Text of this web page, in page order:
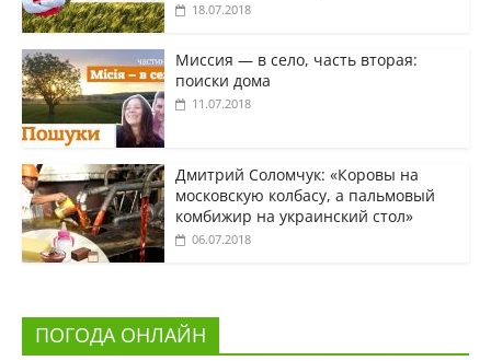
18.07.2018
Миссия — в село, часть вторая:
поиски дома
11.07.2018
Дмитрий Соломчук: «Коровы на
московскую колбасу, а пальмовый
комбижир на украинский стол»
06.07.2018
ПОГОДА ОНЛАЙН